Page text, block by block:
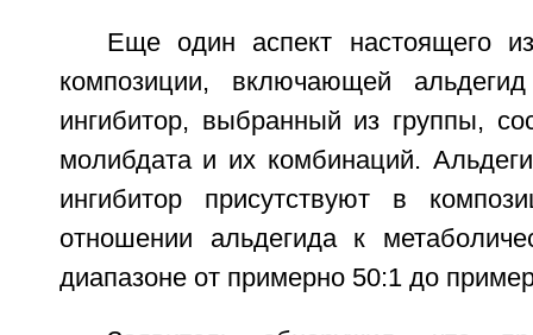
Еще один аспект настоящего
композиции, включающей
ингибитор, выбранный из группы,
молибдата и их комбинаций.
ингибитор присутствуют в
отношении альдегида к
диапазоне от примерно 50:1 до